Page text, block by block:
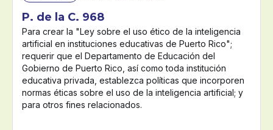
P. de la C. 968
Para crear la "Ley sobre el uso ético de la inteligencia
artificial en instituciones educativas de Puerto Rico";
requerir que el Departamento de Educación del
Gobierno de Puerto Rico, así como toda institución
educativa privada, establezca políticas que incorporen
normas éticas sobre el uso de la inteligencia artificial; y
para otros fines relacionados.